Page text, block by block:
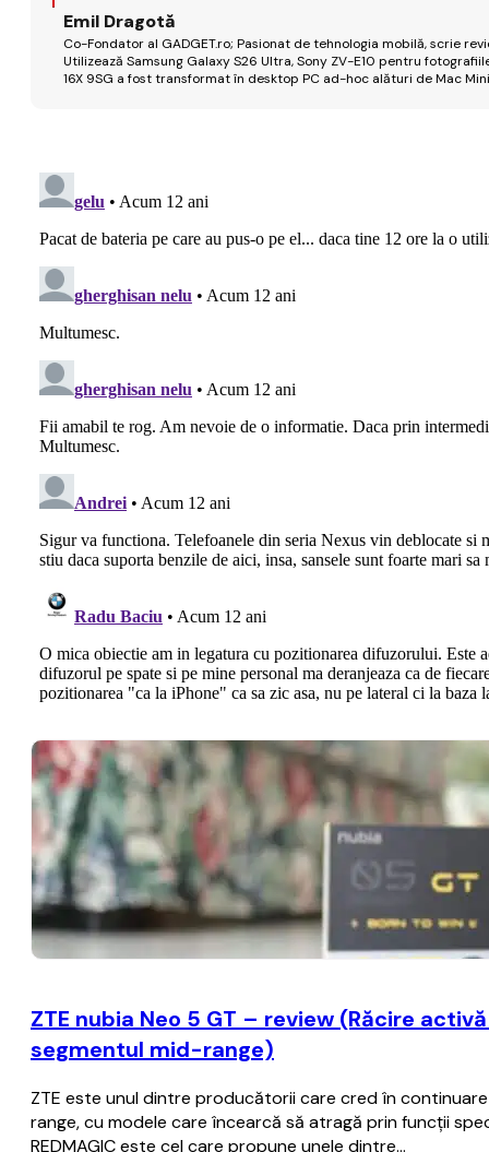
Emil Dragotă
Co-Fondator al GADGET.ro; Pasionat de tehnologia mobilă, scrie
Utilizează Samsung Galaxy S26 Ultra, Sony ZV-E10 pentru
16X 9SG a fost transformat în desktop PC ad-hoc alături de Mac
ZTE nubia Neo 5 GT – review (Răcire
segmentul mid-range)
ZTE este unul dintre producătorii care cred în
range, cu modele care încearcă să atragă prin funcții
REDMAGIC este cel care propune unele dintre…